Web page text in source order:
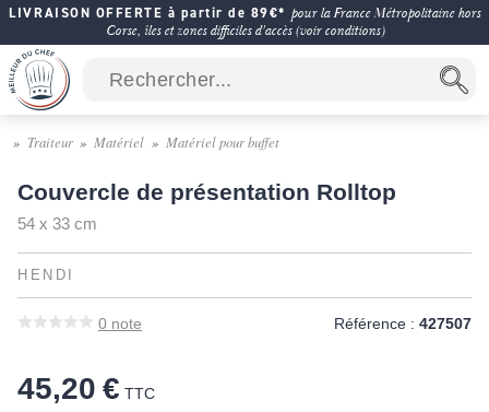
LIVRAISON OFFERTE à partir de 89€* pour la France Métropolitaine hors
Corse, îles et zones difficiles d'accès (voir conditions)
Traiteur Matériel Matériel pour buffet
Couvercle de présentation Rolltop
54 x 33 cm
HENDI
0 note Référence : 427507
45,20 € TTC